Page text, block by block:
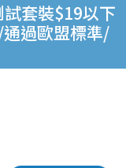
試套裝$19以下
過歐盟標準/